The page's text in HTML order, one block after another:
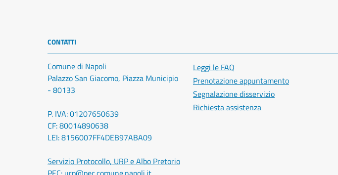
CONTATTI
Comune di Napoli
Palazzo San Giacomo, Piazza Municipio
- 80133
P. IVA: 01207650639
CF: 80014890638
LEI: 8156007FF4DEB97ABA09
Servizio Protocollo, URP e Albo Pretorio
Leggi le FAQ
Prenotazione appuntamento
Segnalazione disservizio
Richiesta assistenza